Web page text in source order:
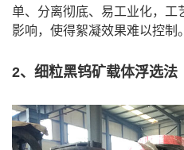
单、分离彻底、易工业化，工
影响，使得絮凝效果难以控制。
2、细粒黑钨矿载体浮选法